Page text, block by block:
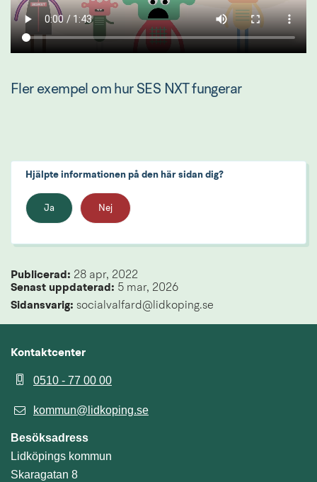
Fler exempel om hur SES NXT fungerar
Hjälpte informationen på den här sidan dig?
Ja Nej
Publicerad: 28 apr, 2022
Senast uppdaterad: 5 mar, 2026
Sidansvarig: socialvalfard@lidkoping.se
Kontaktcenter
0510 - 77 00 00
kommun@lidkoping.se
Besöksadress
Lidköpings kommun
Skaragatan 8